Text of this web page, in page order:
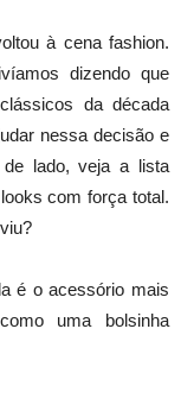
à cena fashion.
dizendo que
da década
nessa decisão e
lado, veja a lista
com força total.
é o acessório mais
uma bolsinha